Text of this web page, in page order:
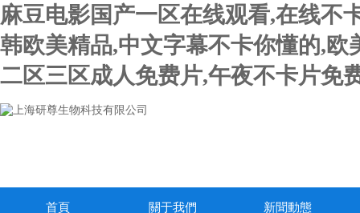
麻豆电影国产一区在线观看,在线不
韩欧美精品,中文字幕不卡你懂的,
二区三区成人免费片,午夜不卡片免
首頁 關于我們 新聞動態